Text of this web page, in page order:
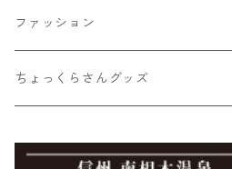
市兵衛そば
市兵衛そば（3袋入り）
加工品
もろこしスープ（ドライ）
飲料類
とうもろこし
Moccai
Moccai・ストラップ
シナノユキマスグッズ
ファッション
NANGA × MINAMIAIKI
ちょっくらさんグッズ